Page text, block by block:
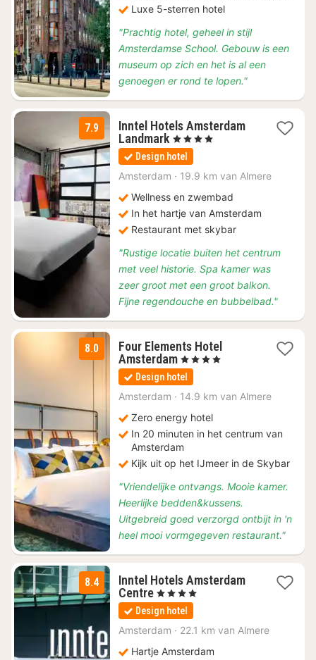
Luxe 5-sterren hotel
"Prachtig hotel, geheel in stijl
Amsterdamse School. Gebouw is een
museum op zich en het is al een
genoegen er rond te lopen."
7.9
Inntel Hotels Amsterdam
Landmark 1
nacht
vanaf
€
, 4 Sterren
Design hotel
Amsterdam · 19.9 km van Almere
Wellness en zwembad
In het hartje van Amsterdam
Restaurant met skybar
"Rustige locatie buiten het centrum
met veel historie. Spa kamer was
zeer groot met een groot balkon.
Fijne regendouche en bubbelbad."
8.0
Four Elements Hotel
Amsterdam1
nacht
vanaf
€
, 4 Sterren
Design hotel
Amsterdam · 14.9 km van Almere
Zero energy hotel
In 20 minuten in het centrum van
Amsterdam
Kijk uit op het IJmeer in de Skybar
"Vriendelijke ontvangs. Mooie kamer.
Heerlijke bedden&kussens.
Uitgebreid goed verzorgd ontbijt in 'n
heel mooi vormgegeven restaurant."
8.4
Inntel Hotels Amsterdam
Centre1
nacht
vanaf
€
, 4 Sterren
Design hotel
Amsterdam · 22.1 km van Almere
Hartje Amsterdam